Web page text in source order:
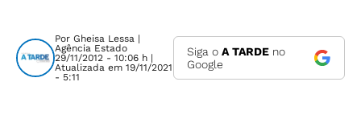
Por Gheisa Lessa |
Agência Estado
29/11/2012 - 10:06 h |
Atualizada em 19/11/2021
- 5:11
Siga o A TARDEno
Google